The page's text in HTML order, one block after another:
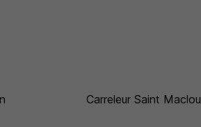
Carreleur Saint Maclou